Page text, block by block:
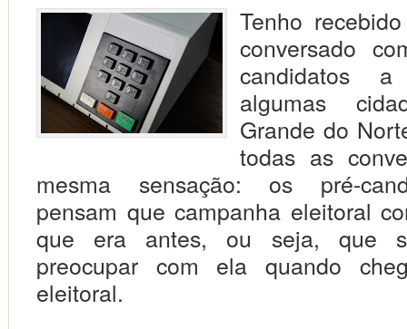
Tenho receb
conversado
candidatos
algumas
Grande do
todas as
mesma sensação: os pré-
pensam que campanha eleitoral
que era antes, ou seja, que
preocupar com ela quando
eleitoral.